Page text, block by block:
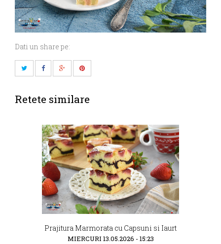
Dati un share pe:
Retete similare
Prajitura Marmorata cu Capsuni si Iaurt
MIERCURI 13.05.2026 - 15:23